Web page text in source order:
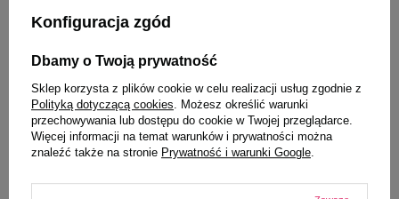
Konfiguracja zgód
Dbamy o Twoją prywatność
Sklep korzysta z plików cookie w celu realizacji usług zgodnie z
Polityką dotyczącą cookies. Możesz określić warunki
przechowywania lub dostępu do cookie w Twojej przeglądarce.
Więcej informacji na temat warunków i prywatności można
znaleźć także na stronie Prywatność i warunki Google.